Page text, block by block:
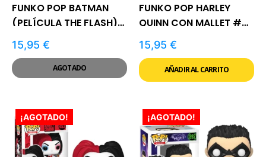
FUNKO POP BATMAN
(PELÍCULA THE FLASH)
#1342
15,95 €
AGOTADO
FUNKO POP HARLEY
QUINN CON MALLET #45
| DC
15,95 €
AÑADIR AL CARRITO
¡AGOTADO! ¡AGOTADO!